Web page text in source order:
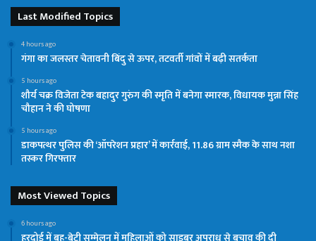
Last Modified Topics
4 hours ago
गंगा का जलस्तर चेतावनी बिंदु से ऊपर, तटवर्ती गांवों में बढ़ी सतर्कता
5 hours ago
शौर्य चक्र विजेता टेक बहादुर गुरुंग की स्मृति में बनेगा स्मारक, विधायक मुन्ना सिंह
चौहान ने की घोषणा
5 hours ago
डाकपत्थर पुलिस की ‘ऑपरेशन प्रहार’ में कार्रवाई, 11.86 ग्राम स्मैक के साथ नशा
तस्कर गिरफ्तार
Most Viewed Topics
6 hours ago
हरदोई में बहू-बेटी सम्मेलन में महिलाओं को साइबर अपराध से बचाव की दी